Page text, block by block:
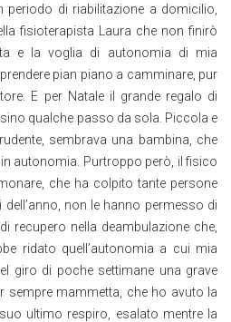
periodo di riabilitazione a domicilio,
fisioterapista Laura che non finirò
e la voglia di autonomia di mia
pian piano a camminare, pur
E per Natale il grande regalo di
qualche passo da sola. Piccola e
sembrava una bambina, che
autonomia. Purtroppo però, il fisico
che ha colpito tante persone
non le hanno permesso di
recupero nella deambulazione che,
ridato quell’autonomia a cui mia
giro di poche settimane una grave
sempre mammetta, che ho avuto la
ultimo respiro, esalato mentre la